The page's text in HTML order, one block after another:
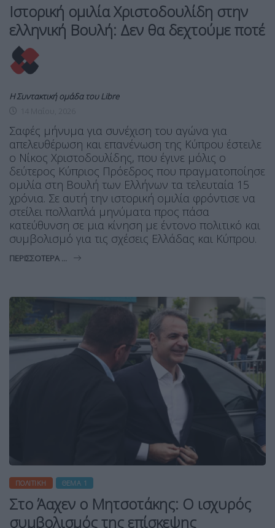
Ιστορική ομιλία Χριστοδουλίδη στην
ελληνική Βουλή: Δεν θα δεχτούμε ποτέ
Η Συντακτική ομάδα του Libre
Σαφές μήνυμα για συνέχιση του αγώνα για
απελευθέρωση και επανένωση της Κύπρου έστειλε
ο Νίκος Χριστοδουλίδης, που έγινε μόλις ο
δεύτερος Κύπριος Πρόεδρος που πραγματοποίησε
ομιλία στη Βουλή των Ελλήνων τα τελευταία 15
χρόνια. Σε αυτή την ιστορική ομιλία φρόντισε να
στείλει πολλαπλά μηνύματα προς πάσα
κατεύθυνση σε μια κίνηση με έντονο πολιτικό και
συμβολισμό για τις σχέσεις Ελλάδας και Κύπρου.
ΠΕΡΙΣΣΌΤΕΡΑ ...
ΠΟΛΙΤΙΚΉ ΘΈΜΑ 1
Στο Άαχεν ο Μητσοτάκης: Ο ισχυρός
συμβολισμός της επίσκεψης